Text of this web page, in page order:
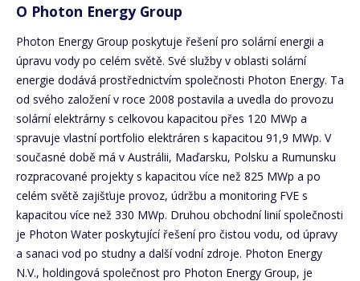
O Photon Energy Group
Photon Energy Group poskytuje řešení pro solární energii a
úpravu vody po celém světě. Své služby v oblasti solární
energie dodává prostřednictvím společnosti Photon Energy. Ta
od svého založení v roce 2008 postavila a uvedla do provozu
solární elektrárny s celkovou kapacitou přes 120 MWp a
spravuje vlastní portfolio elektráren s kapacitou 91,9 MWp. V
současné době má v Austrálii, Maďarsku, Polsku a Rumunsku
rozpracované projekty s kapacitou více než 825 MWp a po
celém světě zajišťuje provoz, údržbu a monitoring FVE s
kapacitou více než 330 MWp. Druhou obchodní linií společnosti
je Photon Water poskytující řešení pro čistou vodu, od úpravy
a sanaci vod po studny a další vodní zdroje. Photon Energy
N.V., holdingová společnost pro Photon Energy Group, je